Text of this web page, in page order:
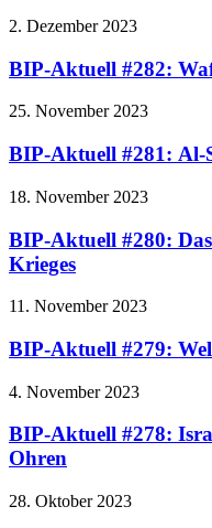
2. Dezember 2023
BIP-Aktuell #282:
25. November 2023
BIP-Aktuell #281: Al-
18. November 2023
BIP-Aktuell #280:
Krieges
11. November 2023
BIP-Aktuell #279:
4. November 2023
BIP-Aktuell #278:
Ohren
28. Oktober 2023